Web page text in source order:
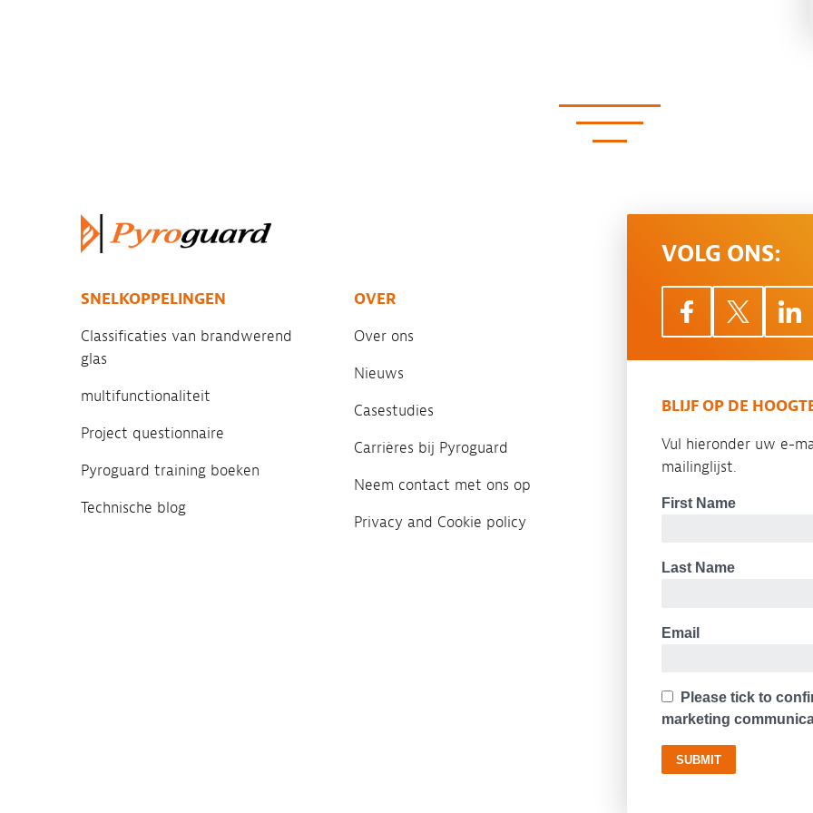
SNELKOPPELINGEN
Classificaties van brandwerend
glas
multifunctionaliteit
Project questionnaire
Pyroguard training boeken
Technische blog
OVER
Over ons
Nieuws
Casestudies
Carrières bij Pyroguard
Neem contact met ons op
Privacy and Cookie policy
VOLG ONS:
BLIJF OP DE
Vul hieronder uw e-
mailinglijst.